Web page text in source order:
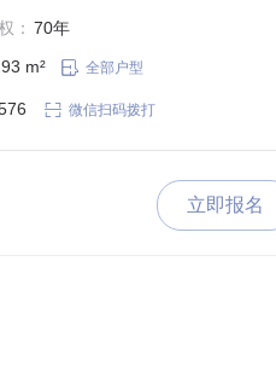
： 70年
m²  全部户型
 微信扫码拨打
立即报名